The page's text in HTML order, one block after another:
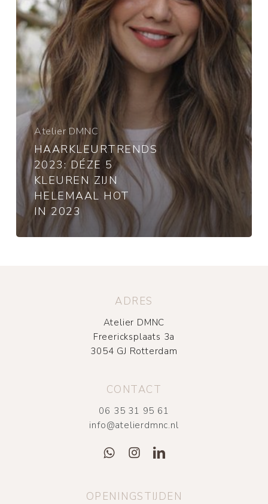
helemaal
hot
in
2023
Atelier DMNC
HAARKLEURTRENDS
2023: DÉZE 5
KLEUREN ZIJN
HELEMAAL HOT
IN 2023
ADRES
Atelier DMNC
Freericksplaats 3a
3054 GJ Rotterdam
CONTACT
06 35 31 95 61
info@atelierdmnc.nl
OPENINGSTIJDEN